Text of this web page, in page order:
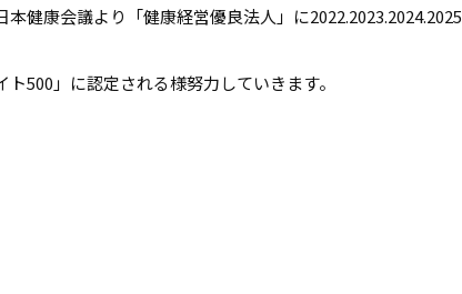
健康会議より「健康経営優良法人」に2022.2023.2024.2025
500」に認定される様努力していきます。